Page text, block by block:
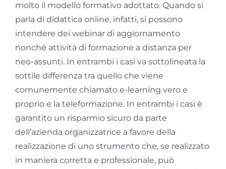
molto il modello formativo adottato. Quando si
parla di didattica online, infatti, si possono
intendere dei webinar di aggiornamento
nonché attività di formazione a distanza per
neo-assunti. In entrambi i casi va sottolineata la
sottile differenza tra quello che viene
comunemente chiamato e-learning vero e
proprio e la teleformazione. In entrambi i casi è
garantito un risparmio sicuro da parte
dell’azienda organizzatrice a favore della
realizzazione di uno strumento che, se realizzato
in maniera corretta e professionale, può